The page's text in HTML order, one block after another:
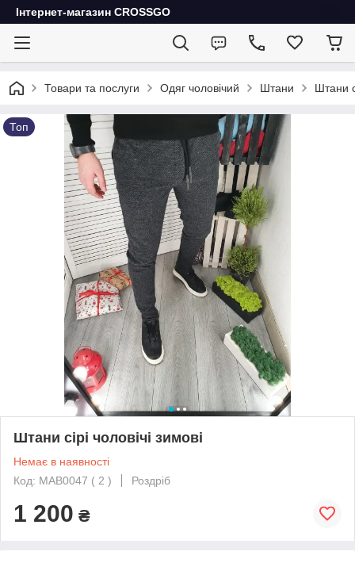
Інтернет-магазин CROSSGO
Товари та послуги Одяг чоловічий Штани Штани
Топ
Штани сірі чоловічі зимові
Немає в наявності
Код: MAB0047 ( 2 )
Роздріб
1 200 ₴